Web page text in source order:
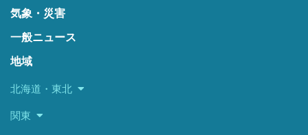
気象・災害
一般ニュース
地域
北海道・東北
関東